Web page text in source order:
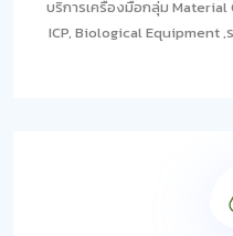
บริการเครื่องมือกลุ่ม
ICP, Biological Equipment